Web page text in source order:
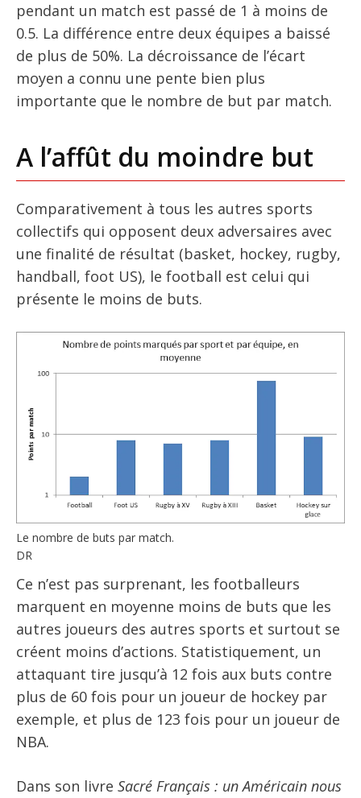
pendant un match est passé de 1 à moins de
0.5. La différence entre deux équipes a baissé
de plus de 50%. La décroissance de l’écart
moyen a connu une pente bien plus
importante que le nombre de but par match.
A l’affût du moindre but
Comparativement à tous les autres sports
collectifs qui opposent deux adversaires avec
une finalité de résultat (basket, hockey, rugby,
handball, foot US), le football est celui qui
présente le moins de buts.
Le nombre de buts par match.
DR
Ce n’est pas surprenant, les footballeurs
marquent en moyenne moins de buts que les
autres joueurs des autres sports et surtout se
créent moins d’actions. Statistiquement, un
attaquant tire jusqu’à 12 fois aux buts contre
plus de 60 fois pour un joueur de hockey par
exemple, et plus de 123 fois pour un joueur de
NBA.
Dans son livre Sacré Français : un Américain nous